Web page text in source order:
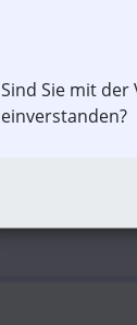
in
Bahnschalter
Sind Sie mit der
einverstanden?